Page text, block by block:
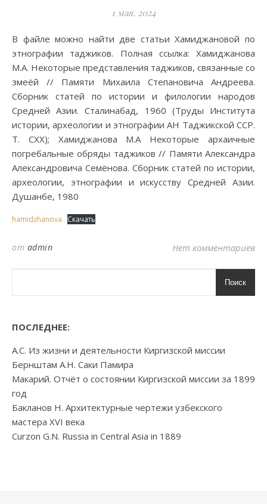
1 мая, 2024
В файле можно найти две статьи Хамиджановой по
этнографии таджиков. Полная ссылка: Хамиджанова
М.А. Некоторые представления таджиков, связанные со
змеёй // Памяти Михаила Степановича Андреева.
Сборник статей по истории и филологии народов
Средней Азии. Сталинабад, 1960 (Труды Института
истории, археологии и этнографии АН Таджикской ССР.
Т. CXX); Хамиджанова М.А Некоторые архаичные
погребальные обряды таджиков // Памяти Александра
Александровича Семёнова. Сборник статей по истории,
археологии, этнографии и искусству Средней Азии.
Душанбе, 1980
hamidzhanova Скачать
от admin Нет комментариев
Поиск
ПОСЛЕДНЕЕ:
А.С. Из жизни и деятельности Киргизской миссии
Бернштам А.Н. Саки Памира
Макарий. Отчёт о состоянии Киргизской миссии за 1899
год
Бакланов Н. Архитектурные чертежи узбекского
мастера XVI века
Curzon G.N. Russia in Central Asia in 1889